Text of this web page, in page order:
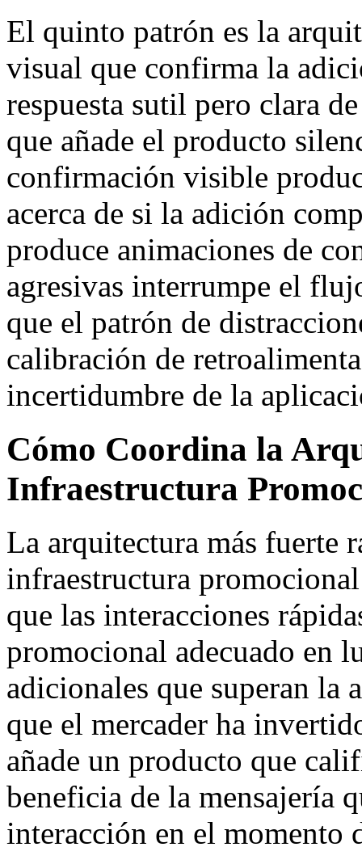
El quinto patrón es la
visual que confirma la
respuesta sutil pero clara
que añade el producto
confirmación visible
acerca de si la adición
produce animaciones de
agresivas interrumpe el
que el patrón de
calibración de
incertidumbre de la
Cómo Coordina la
Infraestructura
La arquitectura más fuerte
infraestructura
que las interacciones
promocional adecuado en
adicionales que superan la
que el mercader ha
añade un producto que
beneficia de la mensajería
interacción en el momento